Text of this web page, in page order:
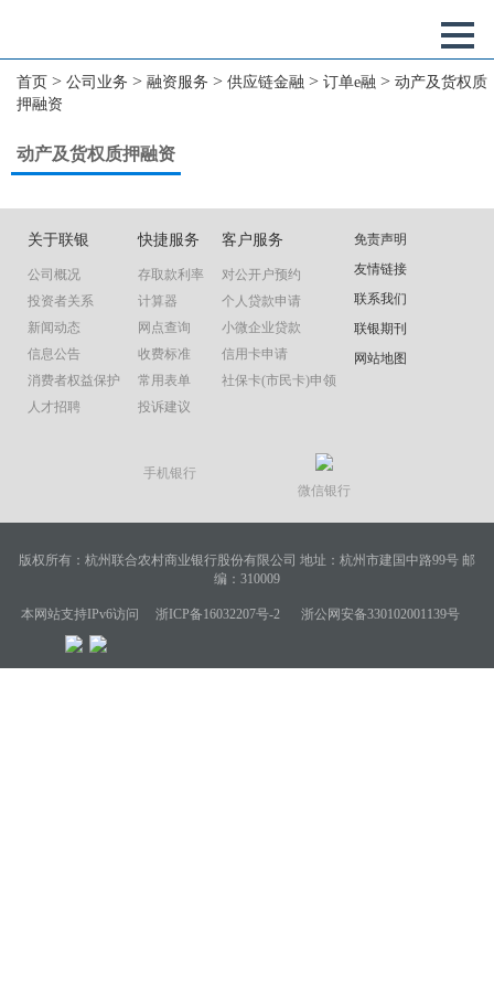
首页 > 公司业务 > 融资服务 > 供应链金融 > 订单e融 > 动产及货权质
押融资
动产及货权质押融资
关于联银
公司概况
投资者关系
新闻动态
信息公告
消费者权益保护
人才招聘
快捷服务
存取款利率
计算器
网点查询
收费标准
常用表单
投诉建议
客户服务
对公开户预约
个人贷款申请
小微企业贷款
信用卡申请
社保卡(市民卡)申领
免责声明
友情链接
联系我们
联银期刊
网站地图
手机银行
微信银行
版权所有：杭州联合农村商业银行股份有限公司 地址：杭州市建国中路99号 邮
编：310009
本网站支持IPv6访问 浙ICP备16032207号-2 浙公网安备330102001139号